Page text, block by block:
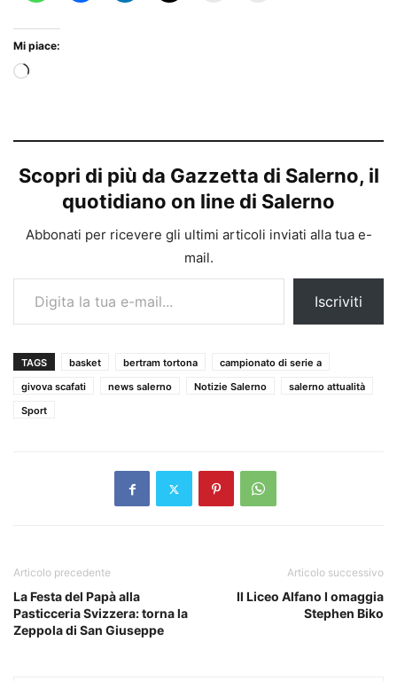
Mi piace:
Caricamento
Scopri di più da Gazzetta di Salerno, il
quotidiano on line di Salerno
Abbonati per ricevere gli ultimi articoli inviati alla tua e-
mail.
Digita la tua e-mail...
Iscriviti
TAGS basket bertram tortona
campionato di serie a
givova scafati
news salerno Notizie Salerno
salerno attualità
Sport
Articolo precedente
La Festa del Papà alla
Pasticceria Svizzera: torna la
Zeppola di San Giuseppe
Articolo successivo
Il Liceo Alfano I omaggia
Stephen Biko